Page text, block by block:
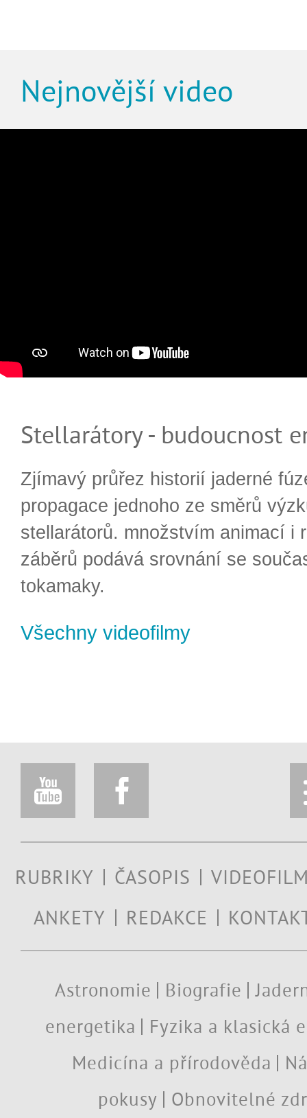
Nejnovější video
Stellarátory - budoucnost
Zjímavý průřez historií jaderné
propagace jednoho ze směrů
stellarátorů. množstvím animací i
záběrů podává srovnání se
tokamaky.
Všechny videofilmy
RUBRIKY ČASOPIS
ANKETY
REDAKCE
Astronomie Biografie
energetika
Fyzika a klasická
Medicína a přírodověda
pokusy
Obnovitelné